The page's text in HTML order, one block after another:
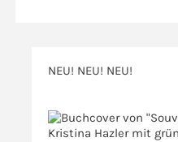
NEU! NEU! NEU!